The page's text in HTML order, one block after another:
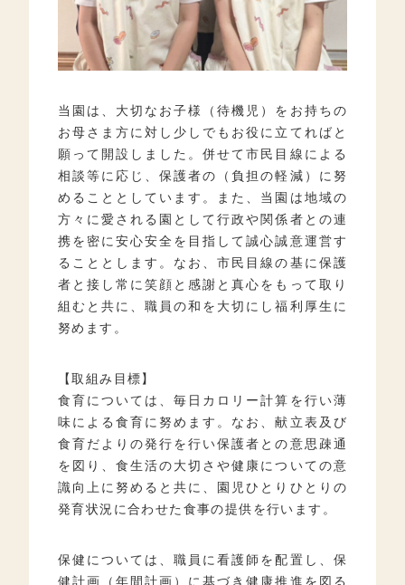
当園は、大切なお子様（待機児）をお持ちの
お母さま方に対し少しでもお役に立てればと
願って開設しました。併せて市民目線による
相談等に応じ、保護者の（負担の軽減）に努
めることとしています。また、当園は地域の
方々に愛される園として行政や関係者との連
携を密に安心安全を目指して誠心誠意運営す
ることとします。なお、市民目線の基に保護
者と接し常に笑顔と感謝と真心をもって取り
組むと共に、職員の和を大切にし福利厚生に
努めます。
【取組み目標】
食育については、毎日カロリー計算を行い薄
味による食育に努めます。なお、献立表及び
食育だよりの発行を行い保護者との意思疎通
を図り、食生活の大切さや健康についての意
識向上に努めると共に、園児ひとりひとりの
発育状況に合わせた食事の提供を行います。
保健については、職員に看護師を配置し、保
健計画（年間計画）に基づき健康推進を図る